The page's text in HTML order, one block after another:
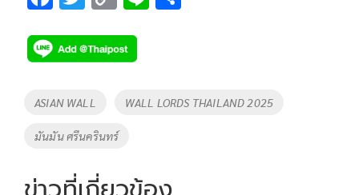
e
b
o
o
k
tt
er
p
y
Li
n
k
Tags
ASIAN WALL WALL LORDS THAILAND 2025
มันมัน ศรีนครินทร์